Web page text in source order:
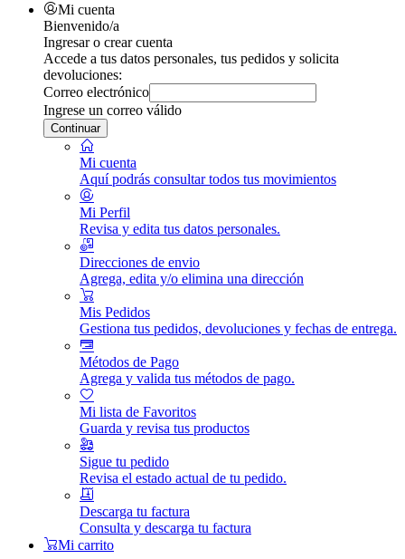
Mi cuenta
Bienvenido/a
Ingresar o crear cuenta
Accede a tus datos personales, tus pedidos y solicita
devoluciones:
Correo electrónico
Ingrese un correo válido
Continuar
Mi cuenta
Aquí podrás consultar todos tus movimientos
Mi Perfil
Revisa y edita tus datos personales.
Direcciones de envio
Agrega, edita y/o elimina una dirección
Mis Pedidos
Gestiona tus pedidos, devoluciones y fechas de entrega.
Métodos de Pago
Agrega y valida tus métodos de pago.
Mi lista de Favoritos
Guarda y revisa tus productos
Sigue tu pedido
Revisa el estado actual de tu pedido.
Descarga tu factura
Consulta y descarga tu factura
Mi carrito